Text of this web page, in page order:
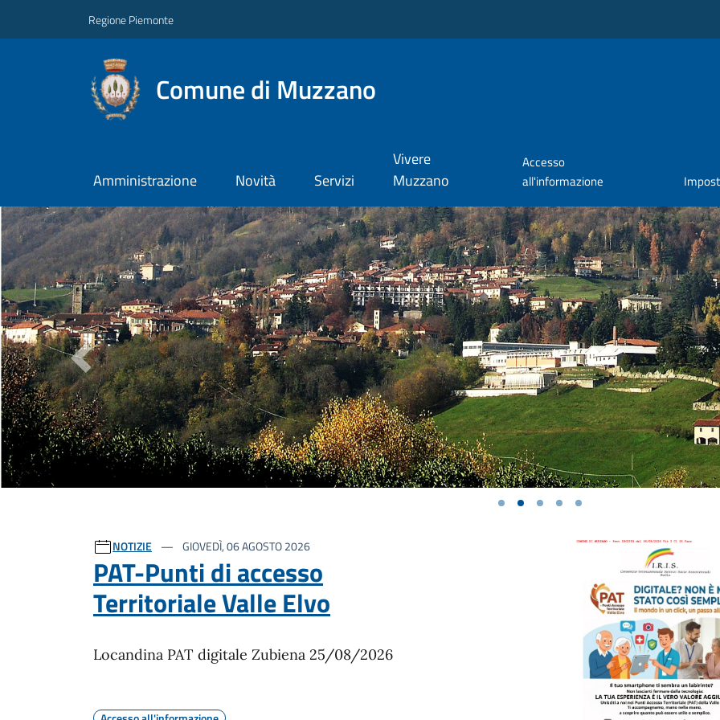
Regione Piemonte
Comune di Muzzano
Amministrazione Novità Servizi
Vivere
Muzzano
Accesso
all'informazione
Previous
Ultime notizie
NOTIZIE GIOVEDÌ, 06 AGOSTO 2026
PAT-Punti di accesso
Territoriale Valle Elvo
Locandina PAT digitale Zubiena 25/08/2026